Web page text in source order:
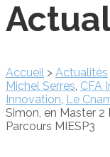
Accueil > Actualités
Michel Serres CFA
Innovation Le
Simon, en Master
Parcours MIESP3